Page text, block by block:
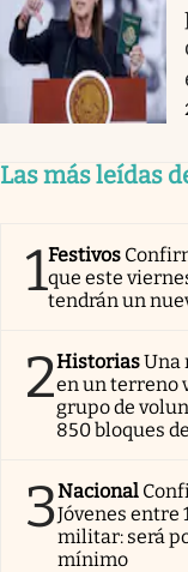
Las más leídas
1Festivos
que este
tendrán un
2HistoriasUna
en un terreno
grupo de
850 bloques
3Nacional
Jóvenes entre
militar: será
mínimo